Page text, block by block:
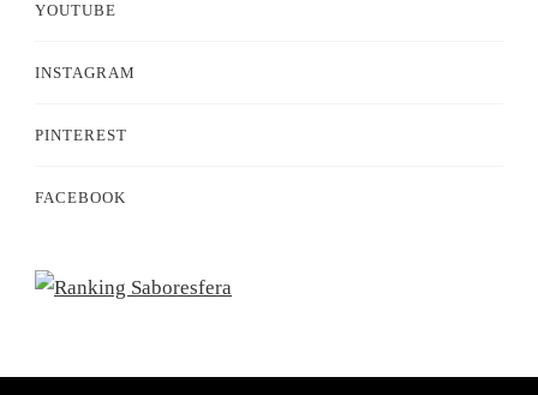
YOUTUBE
INSTAGRAM
PINTEREST
FACEBOOK